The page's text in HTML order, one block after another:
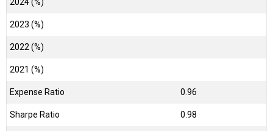
2023 (%)
2022 (%)
2021 (%)
Expense Ratio 0.96
Sharpe Ratio 0.98